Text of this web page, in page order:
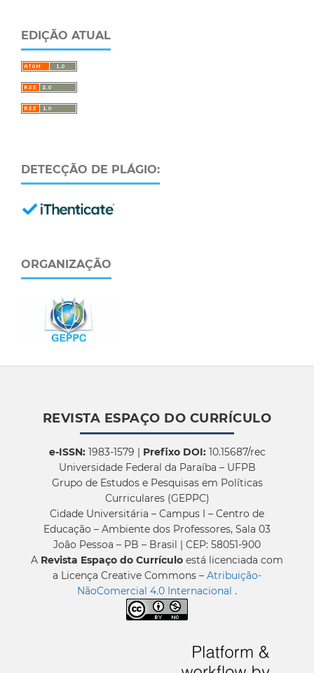
EDIÇÃO ATUAL
DETECÇÃO DE PLÁGIO:
ORGANIZAÇÃO
REVISTA ESPAÇO DO CURRÍCULO
e-ISSN:1983-1579 | Prefixo DOI:10.15687/rec
Universidade Federal da Paraíba – UFPB
Grupo de Estudos e Pesquisas em Políticas
Curriculares (GEPPC)
Cidade Universitária – Campus I – Centro de
Educação – Ambiente dos Professores, Sala 03
João Pessoa – PB – Brasil | CEP: 58051-900
A Revista Espaço do Currículo está licenciada com
a Licença Creative Commons – Atribuição-
NãoComercial 4.0 Internacional .